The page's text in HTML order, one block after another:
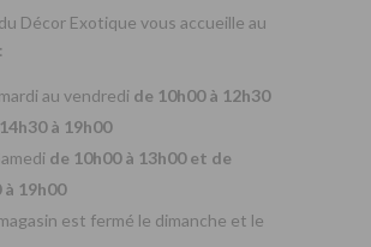
du Décor Exotique vous accueille au
au vendredi de 10h00 à 12h30
à 19h00
de 10h00 à 13h00 et de
à 19h00
est fermé le dimanche et le